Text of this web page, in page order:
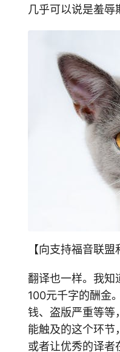
几乎可以说是羞辱
【向支持福音联
翻译也一样。我
100元千字的酬金
钱、盗版严重等等
能触及的这个环节
或者让优秀的译者